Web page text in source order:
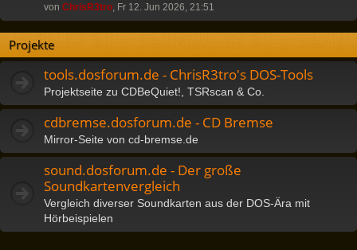
von ChrisR3tro, Fr 12. Jun 2026, 21:51
Projekte
tools.dosforum.de - ChrisR3tro's DOS-Tools
Projektseite zu CDBeQuiet!, TSRscan & Co.
cdbremse.dosforum.de - CD Bremse
Mirror-Seite von cd-bremse.de
sound.dosforum.de - Der große
Soundkartenvergleich
Vergleich diverser Soundkarten aus der DOS-Ära mit
Hörbeispielen